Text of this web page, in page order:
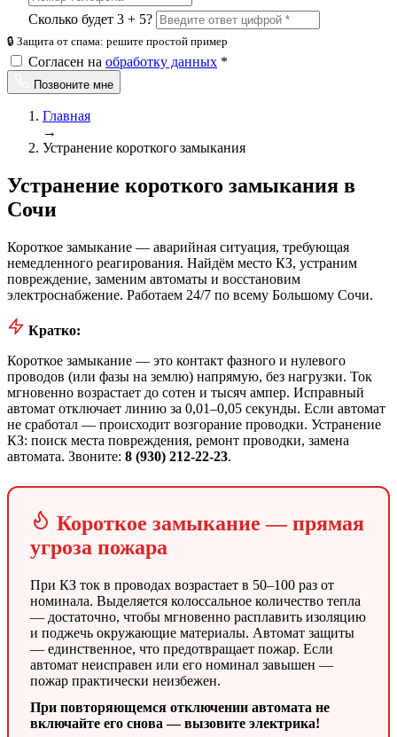
Сколько будет 3 + 5?
🔒 Защита от спама: решите простой пример
Согласен на обработку данных *
Позвоните мне
Главная
→
Устранение короткого замыкания
Устранение короткого замыкания в
Сочи
Короткое замыкание — аварийная ситуация, требующая
немедленного реагирования. Найдём место КЗ, устраним
повреждение, заменим автоматы и восстановим
электроснабжение. Работаем 24/7 по всему Большому Сочи.
Кратко:
Короткое замыкание — это контакт фазного и нулевого
проводов (или фазы на землю) напрямую, без нагрузки. Ток
мгновенно возрастает до сотен и тысяч ампер. Исправный
автомат отключает линию за 0,01–0,05 секунды. Если автомат
не сработал — происходит возгорание проводки. Устранение
КЗ: поиск места повреждения, ремонт проводки, замена
автомата. Звоните: 8 (930) 212-22-23.
Короткое замыкание — прямая
угроза пожара
При КЗ ток в проводах возрастает в 50–100 раз от
номинала. Выделяется колоссальное количество тепла
— достаточно, чтобы мгновенно расплавить изоляцию
и поджечь окружающие материалы. Автомат защиты
— единственное, что предотвращает пожар. Если
автомат неисправен или его номинал завышен —
пожар практически неизбежен.
При повторяющемся отключении автомата не
включайте его снова — вызовите электрика!